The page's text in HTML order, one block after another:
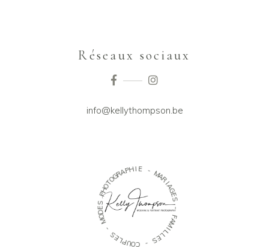
Réseaux sociaux
info@kellythompson.be
P
H
O
T
OGRAPHIE -M
A
R
I
A
G
E
S
F
A
M
I
L
L
E
S
-
C
O
U
P
L
E
S
-
M
O
D
E
S